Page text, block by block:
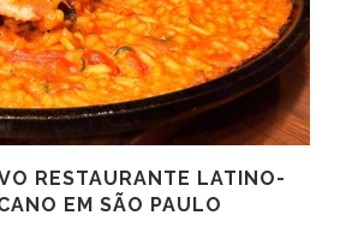
RESTAURANTE LATINO-
EM SÃO PAULO